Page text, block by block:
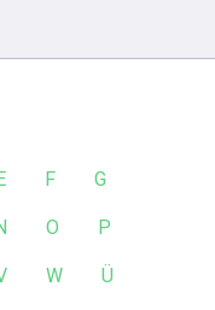
F G
O P
W Ü